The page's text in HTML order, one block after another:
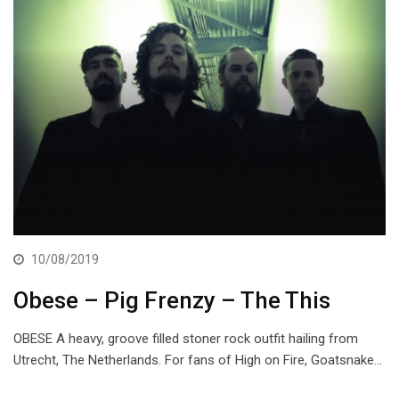
10/08/2019
Obese – Pig Frenzy – The This
OBESE A heavy, groove filled stoner rock outfit hailing from
Utrecht, The Netherlands. For fans of High on Fire, Goatsnake…